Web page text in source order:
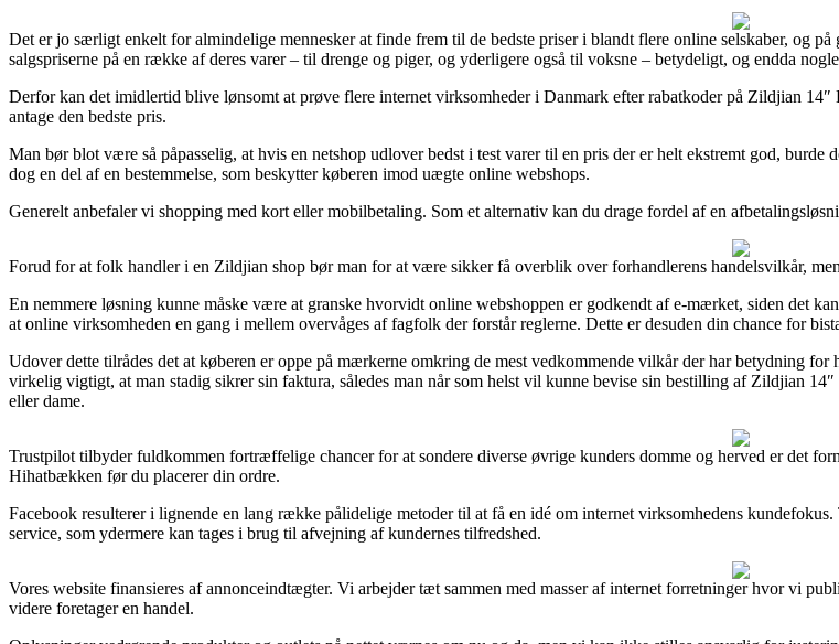
Det er jo særligt enkelt for almindelige mennesker at finde frem til de bedste priser i blandt flere online selskaber, og
salgspriserne på en række af deres varer – til drenge og piger, og yderligere også til voksne – betydeligt, og endda
Derfor kan det imidlertid blive lønsomt at prøve flere internet virksomheder i Danmark efter rabatkoder på Zildjian
antage den bedste pris.
Man bør blot være så påpasselig, at hvis en netshop udlover bedst i test varer til en pris der er helt ekstremt god,
dog en del af en bestemmelse, som beskytter køberen imod uægte online webshops.
Generelt anbefaler vi shopping med kort eller mobilbetaling. Som et alternativ kan du drage fordel af en
Forud for at folk handler i en Zildjian shop bør man for at være sikker få overblik over forhandlerens handelsvilkår,
En nemmere løsning kunne måske være at granske hvorvidt online webshoppen er godkendt af e-mærket, siden det
at online virksomheden en gang i mellem overvåges af fagfolk der forstår reglerne. Dette er desuden din chance for
Udover dette tilrådes det at køberen er oppe på mærkerne omkring de mest vedkommende vilkår der har betydning
virkelig vigtigt, at man stadig sikrer sin faktura, således man når som helst vil kunne bevise sin bestilling af Zildjian
eller dame.
Trustpilot tilbyder fuldkommen fortræffelige chancer for at sondere diverse øvrige kunders domme og herved er det
Hihatbækken før du placerer din ordre.
Facebook resulterer i lignende en lang række pålidelige metoder til at få en idé om internet virksomhedens
service, som ydermere kan tages i brug til afvejning af kundernes tilfredshed.
Vores website finansieres af annonceindtægter. Vi arbejder tæt sammen med masser af internet forretninger hvor vi
videre foretager en handel.